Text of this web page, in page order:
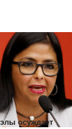
осуждает